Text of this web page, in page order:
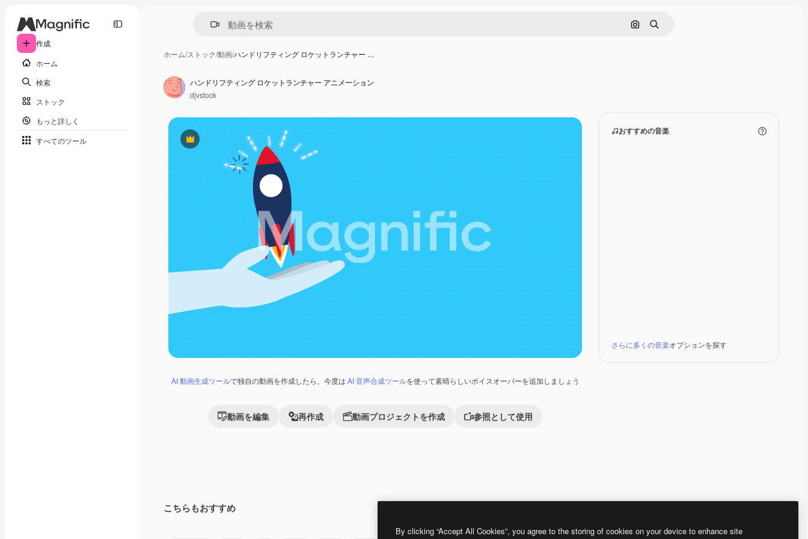
作成
ホーム
検索
ストック
もっと詳しく
すべてのツール
画像で検索
検索
ホーム/ストック/動画/ハンドリフティング ロケットランチャー …
Premium
AI 動画生成ツールで独自の動画を作成したら、今度は AI 音声合成ツールを使って素晴らしいボイスオーバーを追加しましょう
動画を編集 再作成 動画プロジェクトを作成 参照として使用
おすすめの音楽
さらに多くの音楽オプションを探す
ハンドリフティング ロケットランチャー アニメーション
djvstock
こちらもおすすめ
By clicking “Accept All Cookies”, you agree to the storing of cookies on your device to enhance site